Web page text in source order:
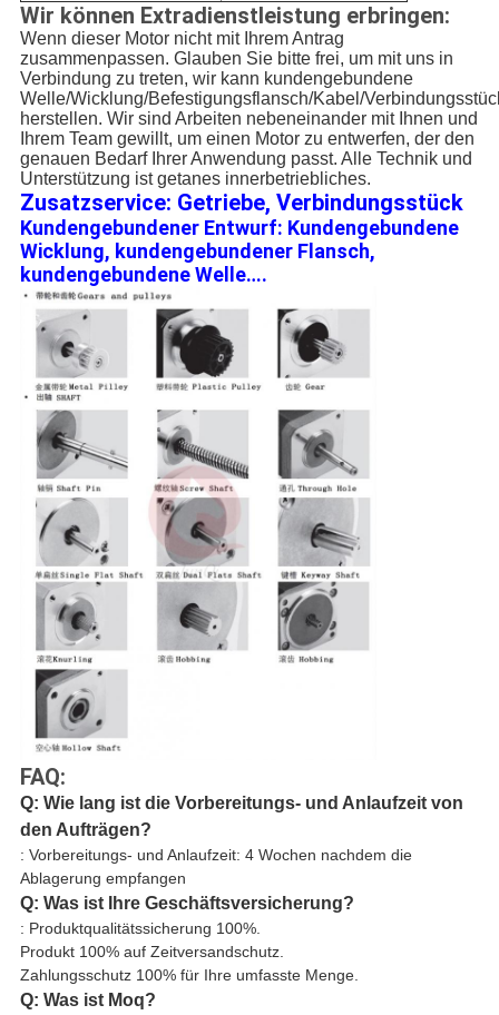
Wir können Extradienstleistung erbringen:
Wenn dieser Motor nicht mit Ihrem Antrag
zusammenpassen. Glauben Sie bitte frei, um mit uns in
Verbindung zu treten, wir kann kundengebundene
Welle/Wicklung/Befestigungsflansch/Kabel/
herstellen. Wir sind Arbeiten nebeneinander mit Ihnen und
Ihrem Team gewillt, um einen Motor zu entwerfen, der den
genauen Bedarf Ihrer Anwendung passt. Alle Technik und
Unterstützung ist getanes innerbetriebliches.
Zusatzservice: Getriebe, Verbindungsstück
Kundengebundener Entwurf: Kundengebundene
Wicklung, kundengebundener Flansch,
kundengebundene Welle….
FAQ:
Q: Wie lang ist die Vorbereitungs- und Anlaufzeit von
den Aufträgen?
: Vorbereitungs- und Anlaufzeit: 4 Wochen nachdem die
Ablagerung empfangen
Q: Was ist Ihre Geschäftsversicherung?
: Produktqualitätssicherung 100%.
Produkt 100% auf Zeitversandschutz.
Zahlungsschutz 100% für Ihre umfasste Menge.
Q: Was ist Moq?